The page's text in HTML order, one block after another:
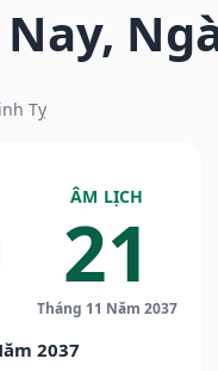
Tỵ
ÂM LỊCH
21
Tháng 11 Năm 2037
2037